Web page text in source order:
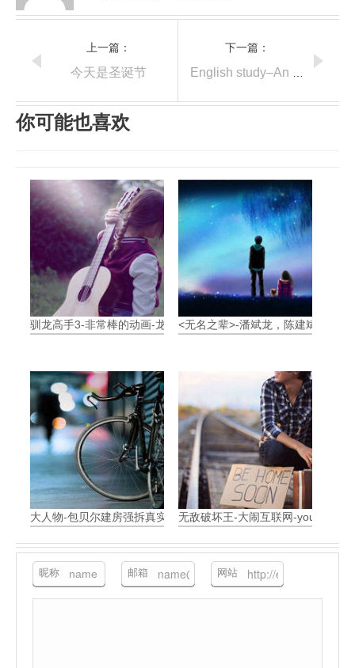
上一篇：
今天是圣诞节
下一篇：
你可能也喜欢
驯龙高手3-非常棒的动画-龙的归属<无名之辈>-潘斌龙，陈建斌-小人
大人物-包贝尔建房强拆真实警察-影评无敌破坏王-大闹互联网-you are
昵称 邮箱 网站